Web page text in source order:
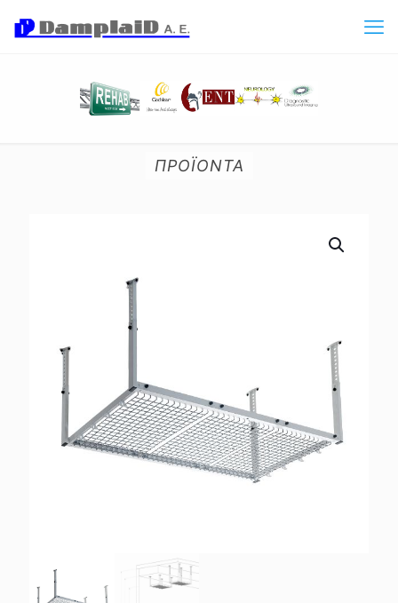
ΠΡΟΪΟΝΤΑ